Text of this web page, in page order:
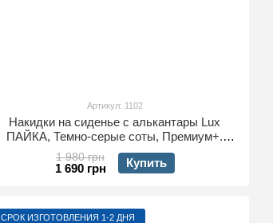
Артикул: 1102
Накидки на сиденье с алькантары Lux
ПАЙКА, Темно-серые соты, Премиум+.
Передний комплект
1 980 грн
1 690 грн Купить
СРОК ИЗГОТОВЛЕНИЯ 1-2 ДНЯ